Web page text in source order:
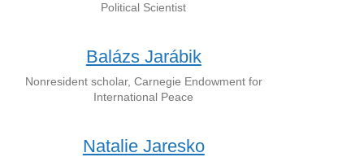
Political Scientist
Balázs Jarábik
Nonresident scholar, Carnegie Endowment for
International Peace
Natalie Jaresko